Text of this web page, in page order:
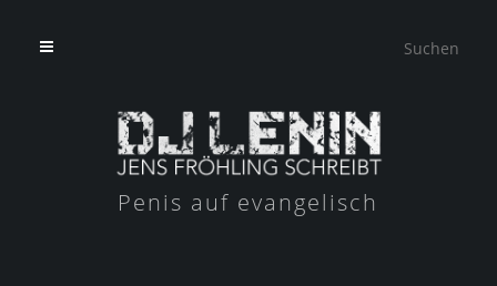
Penis auf evangelisch